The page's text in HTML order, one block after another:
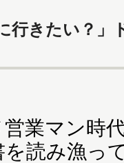
行きたい？
業マン時
読み漁っ